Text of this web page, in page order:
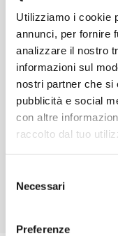
Utilizziamo i cookie
annunci, per fornire
analizzare il nostro
informazioni sul
nostri partner che si
pubblicità e social
con altre
raccolto dal tuo
delNecessari
Preferenze
Chiedi ad
Davide di